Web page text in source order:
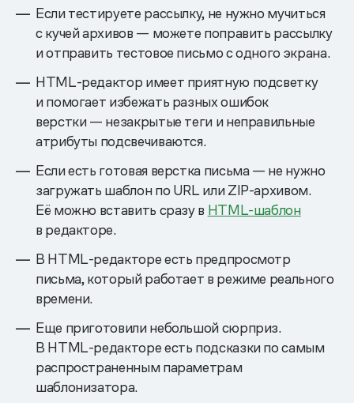
Если тестируете рассылку, не нужно мучиться
с кучей архивов — можете поправить рассылку
и отправить тестовое письмо с одного экрана.
HTML-редактор имеет приятную подсветку
и помогает избежать разных ошибок
верстки — незакрытые теги и неправильные
атрибуты подсвечиваются.
Если есть готовая верстка письма — не нужно
загружать шаблон по URL или ZIP-архивом.
Её можно вставить сразу в HTML-шаблон
в редакторе.
В HTML-редакторе есть предпросмотр
письма, который работает в режиме реального
времени.
Еще приготовили небольшой сюрприз.
В HTML-редакторе есть подсказки по самым
распространенным параметрам
шаблонизатора.